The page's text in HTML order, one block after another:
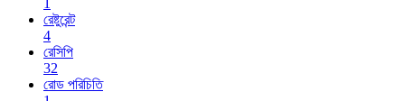
1
রেষ্টুরেন্ট
4
রেসিপি
32
রোড পরিচিতি